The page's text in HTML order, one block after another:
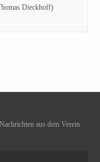
Dieckhoff)
aus dem Verein